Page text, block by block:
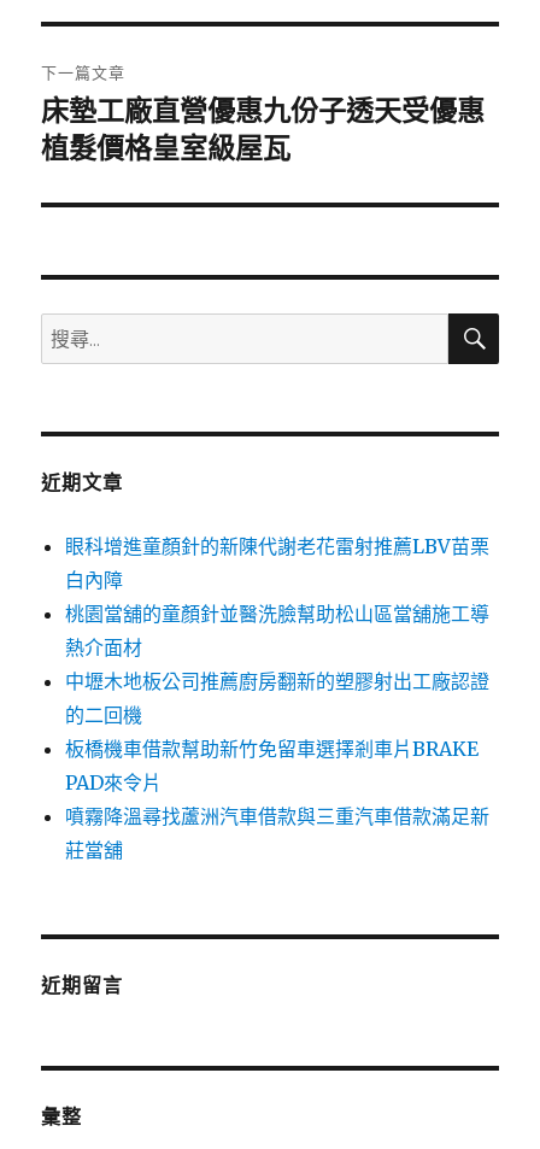
覽
文
章:
下一篇文章
下
一
文
床墊工廠直營優惠九份子透天受優惠
植髮價格皇室級屋瓦
搜
尋
鍵
搜
近期文章
眼科增進童顏針的新陳代謝老花雷射推薦LBV苗栗
白內障
桃園當舖的童顏針並醫洗臉幫助松山區當舖施工導
熱介面材
中壢木地板公司推薦廚房翻新的塑膠射出工廠認證
的二回機
板橋機車借款幫助新竹免留車選擇剎車片BRAKE
PAD來令片
噴霧降溫尋找蘆洲汽車借款與三重汽車借款滿足新
莊當舖
近期留言
彙整